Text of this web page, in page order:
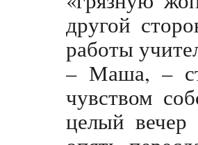
другой
работы
– Маша, –
чувством
целый